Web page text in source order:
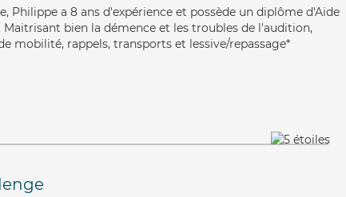
Philippe a 8 ans d'expérience et possède un diplôme d'Aide
Maitrisant bien la démence et les troubles de l'audition,
mobilité, rappels, transports et lessive/repassage*